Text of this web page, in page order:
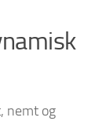
nemt og